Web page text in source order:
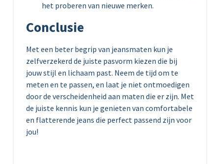
het proberen van nieuwe merken.
Conclusie
Met een beter begrip van jeansmaten kun je
zelfverzekerd de juiste pasvorm kiezen die bij
jouw stijl en lichaam past. Neem de tijd om te
meten en te passen, en laat je niet ontmoedigen
door de verscheidenheid aan maten die er zijn. Met
de juiste kennis kun je genieten van comfortabele
en flatterende jeans die perfect passend zijn voor
jou!